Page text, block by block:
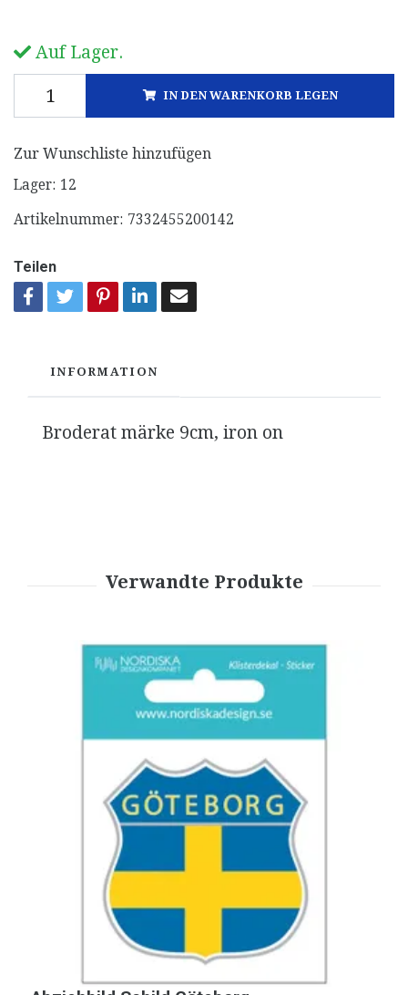
Auf Lager.
IN DEN WARENKORB LEGEN
Zur Wunschliste hinzufügen
Lager: 12
Artikelnummer: 7332455200142
Teilen
INFORMATION
Broderat märke 9cm, iron on